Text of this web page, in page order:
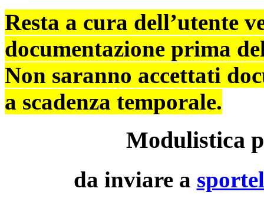
Resta a cura dell’utente
documentazione prima
Non saranno accettati
a scadenza temporale.
Modulistica
da inviare a